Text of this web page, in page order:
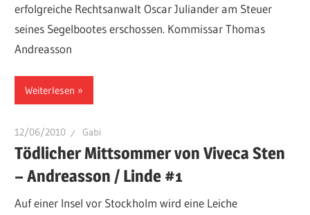
erfolgreiche Rechtsanwalt Oscar Juliander am Steuer
seines Segelbootes erschossen. Kommissar Thomas
Andreasson
Weiterlesen
12/06/2010 Gabi
Tödlicher Mittsommer von Viveca Sten
– Andreasson / Linde #1
Auf einer Insel vor Stockholm wird eine Leiche